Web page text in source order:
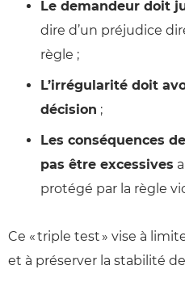
Le demandeur doit
dire d’un préjudice
règle ;
L’irrégularité doit
décision ;
Les conséquences
pas être excessives
protégé par la règle
Ce « triple test » vise à
et à préserver la stabilité